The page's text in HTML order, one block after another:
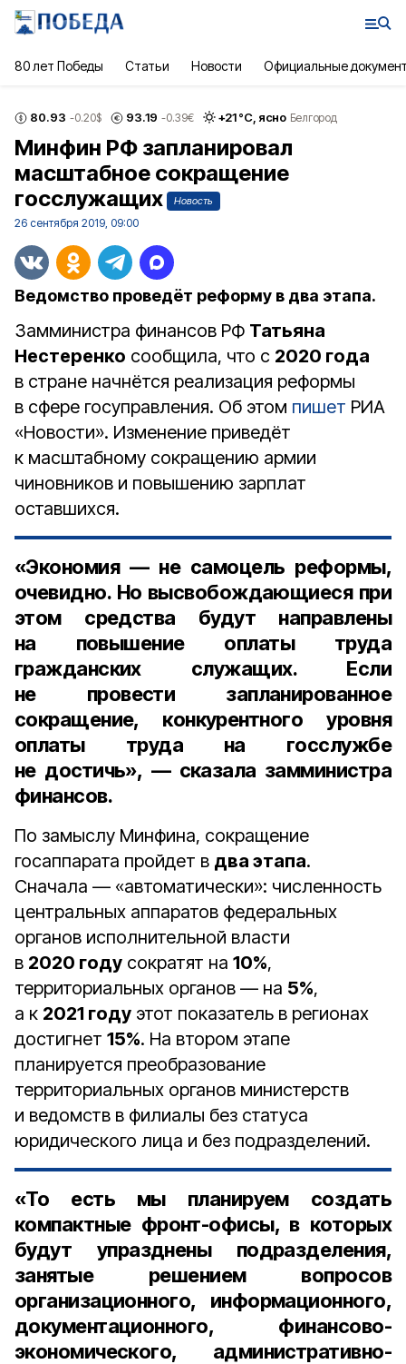
80 лет Победы Статьи Новости Официальные
80.93 -0.20$ 93.19 -0.39€ +21°С, ясно Белгород
Минфин РФ запланировал
масштабное сокращение
госслужащих
Новость
26 сентября 2019, 09:00
Ведомство проведёт реформу в два этапа.
Замминистра финансов РФ Татьяна
Нестеренко сообщила, что с 2020 года
в стране начнётся реализация реформы
в сфере госуправления. Об этом пишет РИА
«Новости». Изменение приведёт
к масштабному сокращению армии
чиновников и повышению зарплат
оставшихся.
«Экономия — не самоцель реформы,
очевидно. Но высвобождающиеся при
этом средства будут направлены
на повышение оплаты труда
гражданских служащих. Если
не провести запланированное
сокращение, конкурентного уровня
оплаты труда на госслужбе
не достичь», — сказала замминистра
финансов.
По замыслу Минфина, сокращение
госаппарата пройдет в два этапа.
Сначала — «автоматически»: численность
центральных аппаратов федеральных
органов исполнительной власти
в 2020 году сократят на 10%,
территориальных органов — на 5%,
а к 2021 году этот показатель в регионах
достигнет 15%. На втором этапе
планируется преобразование
территориальных органов министерств
и ведомств в филиалы без статуса
юридического лица и без подразделений.
«То есть мы планируем создать
компактные фронт-офисы, в которых
будут упразднены подразделения,
занятые решением вопросов
организационного, информационного,
документационного, финансово-
экономического, административно-